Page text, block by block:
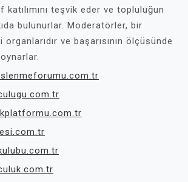
katılımını teşvik eder ve topluluğun
bulunurlar. Moderatörler, bir
ve başarısının ölçüsünde